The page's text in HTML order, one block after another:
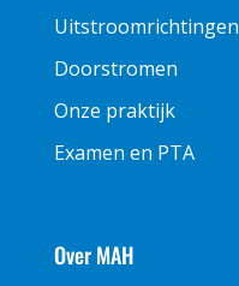
Uitstroomrichtingen
Doorstromen
Onze praktijk
Examen en PTA
Over MAH